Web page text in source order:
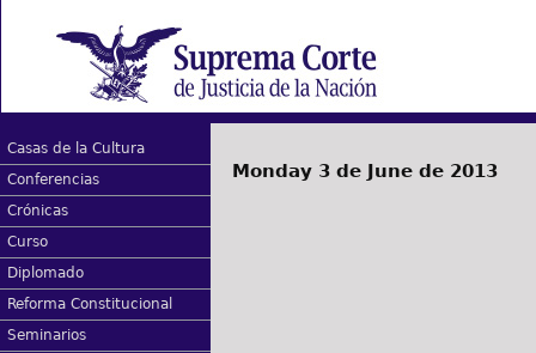
Casas de la Cultura
Conferencias
Crónicas
Curso
Diplomado
Reforma Constitucional
Seminarios
Monday 3 de June de 2013